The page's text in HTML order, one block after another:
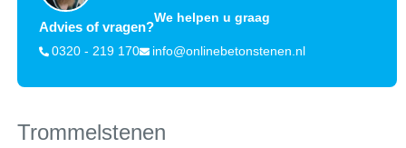
Advies of vragen?
We helpen u graag
0320 - 219 170 info@onlinebetonstenen.nl
Trommelstenen